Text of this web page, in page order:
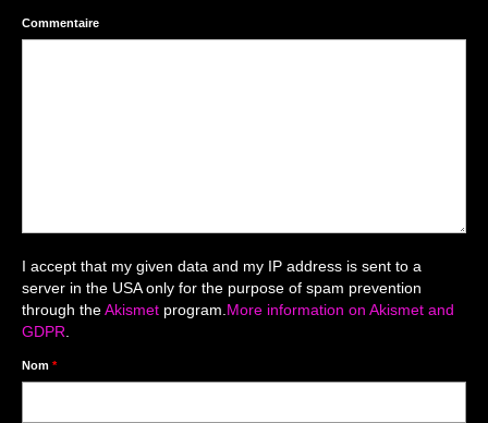
Enfants
Reportages / Nature morte
Galeries Privées
séance du 25.04.26
Commentaire
I accept that my given data and my IP address is sent to a
server in the USA only for the purpose of spam prevention
through theAkismet program.More information on Akismet and
GDPR.
Nom *